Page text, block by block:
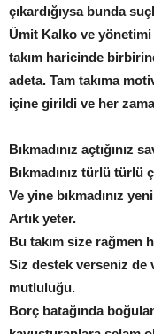
çıkardığıysa bunda
Ümit Kalko ve
takım haricinde
adeta. Tam takıma
içine girildi ve her
Bıkmadınız
Bıkmadınız türlü
Ve yine bıkmadınız
Artık yeter.
Bu takım size rağmen
Siz destek verseniz de
mutluluğu.
Borç batağında